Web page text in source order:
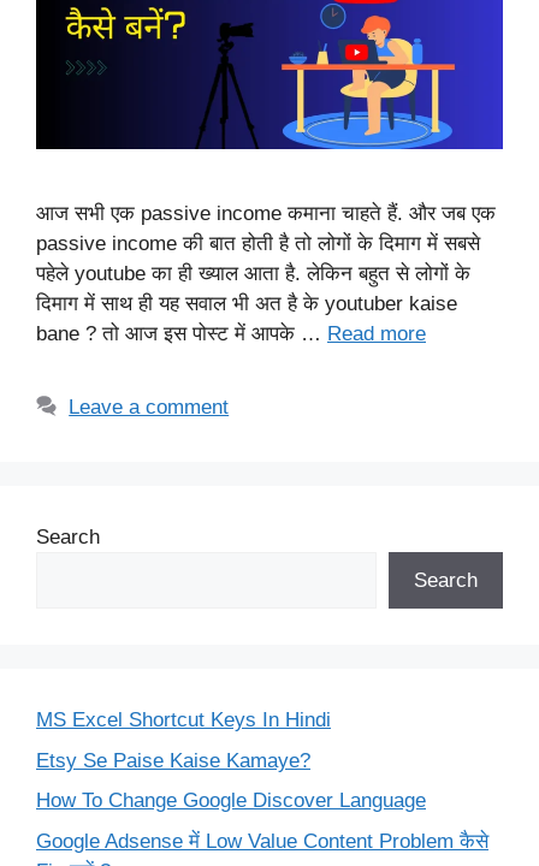
आज सभी एक passive income कमाना चाहते हैं. और जब एक
passive income की बात होती है तो लोगों के दिमाग में सबसे
पहेले youtube का ही ख्याल आता है. लेकिन बहुत से लोगों के
दिमाग में साथ ही यह सवाल भी अत है के youtuber kaise
bane ? तो आज इस पोस्ट में आपके … Read more
Leave a comment
Search
Search
MS Excel Shortcut Keys In Hindi
Etsy Se Paise Kaise Kamaye?
How To Change Google Discover Language
Google Adsense में Low Value Content Problem कैसे